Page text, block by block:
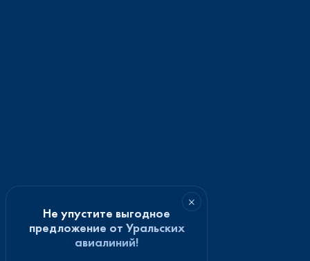
×
Не упустите выгодное
предложение от Уральских
авиалиний!